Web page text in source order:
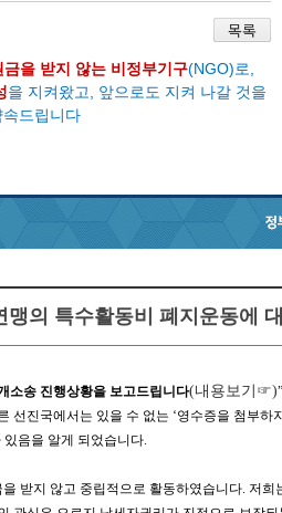
목록
금을 받지 않는 비정부기구(NGO)로,
을 지켜왔고, 앞으로도 지켜 나갈 것을
속드립니다
맹의 특수활동비 폐지운동에
소송 진행상황을 보고드립니다(내용보기☞)
선진국에서는 있을 수 없는 ‘영수증을 첨부하
음을 알게 되었습니다.
받지 않고 중립적으로 활동하였습니다. 저희